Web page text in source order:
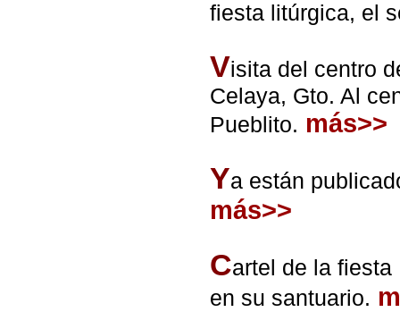
fiesta litúrgica, el
Visita del centro
Celaya, Gto. Al
Pueblito. más>>
Ya están
más>>
Cartel de la
en su santuario.